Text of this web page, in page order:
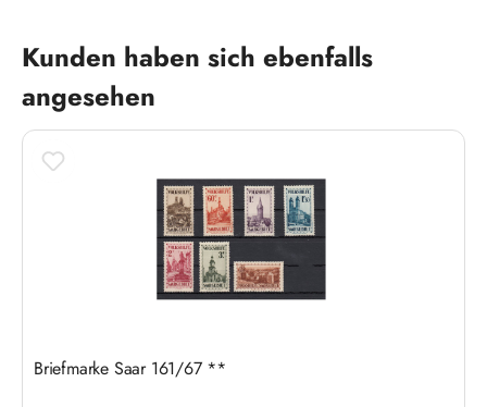
Produktgalerie überspringen
Kunden haben sich ebenfalls
angesehen
Briefmarke Saar 161/67 **